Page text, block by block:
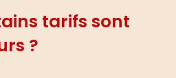
tarifs sont
?